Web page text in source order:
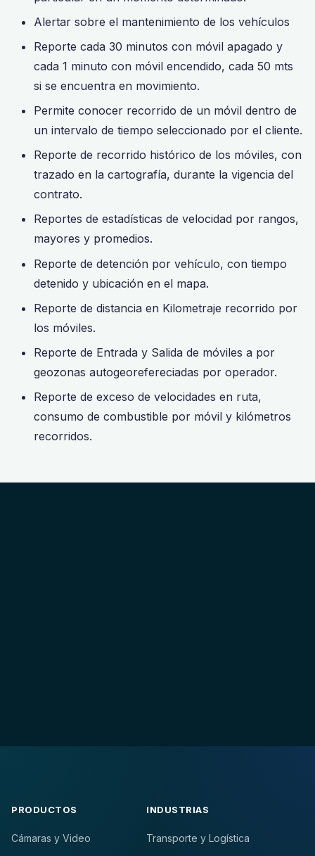
Alertar sobre el mantenimiento de los vehículos
Reporte cada 30 minutos con móvil apagado y
cada 1 minuto con móvil encendido, cada 50 mts
si se encuentra en movimiento.
Permite conocer recorrido de un móvil dentro de
un intervalo de tiempo seleccionado por el cliente.
Reporte de recorrido histórico de los móviles, con
trazado en la cartografía, durante la vigencia del
contrato.
Reportes de estadísticas de velocidad por rangos,
mayores y promedios.
Reporte de detención por vehículo, con tiempo
detenido y ubicación en el mapa.
Reporte de distancia en Kilometraje recorrido por
los móviles.
Reporte de Entrada y Salida de móviles a por
geozonas autogeorefereciadas por operador.
Reporte de exceso de velocidades en ruta,
consumo de combustible por móvil y kilómetros
recorridos.
PRODUCTOS
Cámaras y Video
INDUSTRIAS
Transporte y Logística